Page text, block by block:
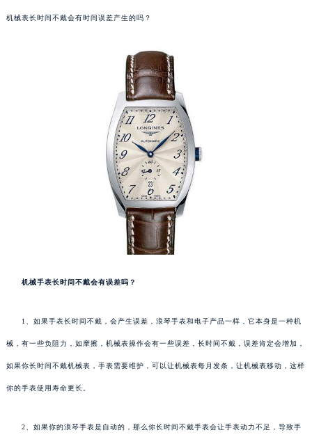
机械表长时间不戴会有时间误差产生的吗？
机械手表长时间不戴会有误差吗？
1、如果手表长时间不戴，会产生误差，浪琴手表和电子产品一样，它本身是一种机
械，有一些负阻力，如摩擦，机械表操作会有一些误差，长时间不戴，误差肯定会增加，
如果你长时间不戴机械表，手表需要维护，可以让机械表每月发条，让机械表移动，这样
你的手表使用寿命更长。
2、如果你的浪琴手表是自动的，那么你长时间不戴手表会让手表动力不足，导致手